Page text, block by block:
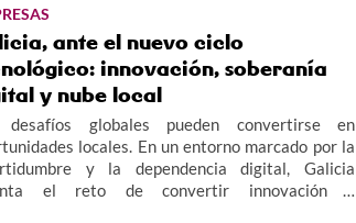
ante el nuevo ciclo
innovación, soberanía
y nube local
desafíos globales pueden convertirse en
locales. En un entorno marcado por la
y la dependencia digital, Galicia
el reto de convertir innovación e